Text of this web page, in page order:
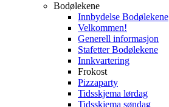
Bodølekene
Innbydelse Bodølekene
Velkommen!
Generell informasjon
Stafetter Bodølekene
Innkvartering
Frokost
Pizzaparty
Tidsskjema lørdag
Tidsskjema søndag